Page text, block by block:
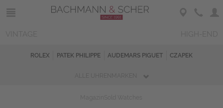
ROLEX PATEK PHILIPPE AUDEMARS PIGUET CZAPEK